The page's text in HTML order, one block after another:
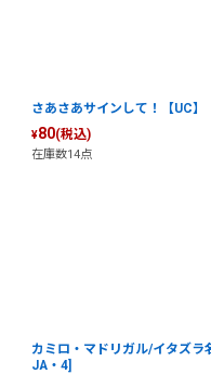
さあさあサインして！【UC
¥80(税込)
在庫数14点
カミロ・マドリガル/イタズラ
JA・4]